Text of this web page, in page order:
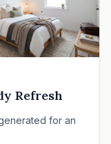
Refresh
for an